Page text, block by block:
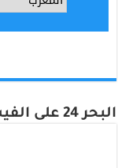
البحر 24 على الفيسبوك